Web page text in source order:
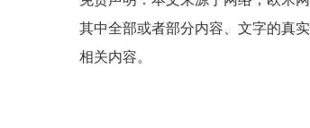
其中全部或者部分内容、文字的真
相关内容。